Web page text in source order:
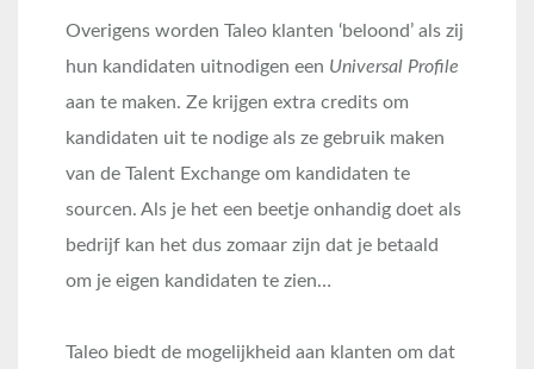
Overigens worden Taleo klanten ‘beloond’ als zij
hun kandidaten uitnodigen een Universal Profile
aan te maken. Ze krijgen extra credits om
kandidaten uit te nodige als ze gebruik maken
van de Talent Exchange om kandidaten te
sourcen. Als je het een beetje onhandig doet als
bedrijf kan het dus zomaar zijn dat je betaald
om je eigen kandidaten te zien…
Taleo biedt de mogelijkheid aan klanten om dat